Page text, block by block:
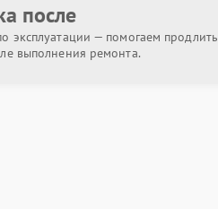
после
эксплуатации — помогаем продлить
выполнения ремонта.